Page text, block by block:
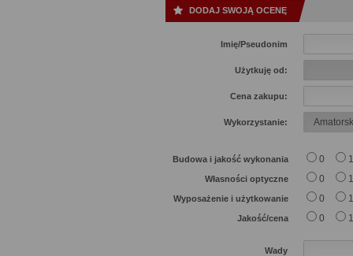
DODAJ SWOJĄ OCENĘ
Imię/Pseudonim
Użytkuję od:
Cena zakupu:
Wykorzystanie:
Budowa i jakość wykonania 0 1
Własności optyczne 0 1
Wyposażenie i użytkowanie 0 1
Jakość/cena 0 1
Wady